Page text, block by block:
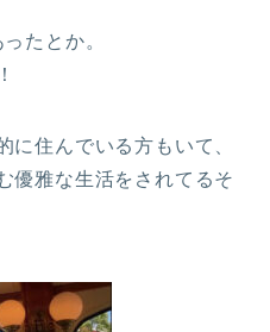
たとか。
に住んでいる方もいて、
優雅な生活をされてるそ